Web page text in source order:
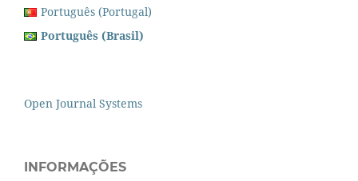
Português (Portugal)
Português (Brasil)
Open Journal Systems
INFORMAÇÕES